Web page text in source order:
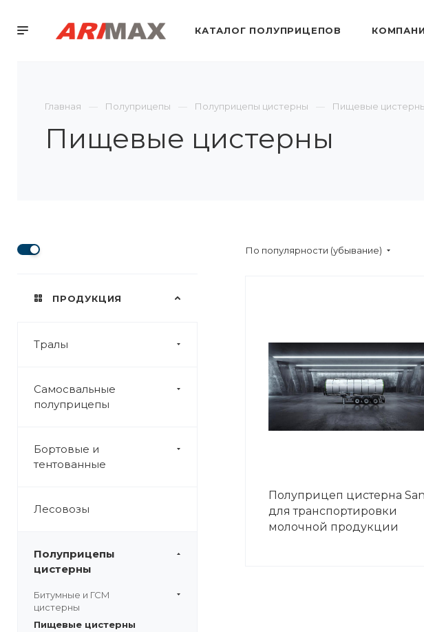
КАТАЛОГ ПОЛУПРИЦЕПОВ
Главная Полуприцепы Полуприцепы цистерны Пищевые
Пищевые цистерны
ПРОДУКЦИЯ
Тралы
Самосвальные
полуприцепы
Бортовые и
тентованные
Лесовозы
Полуприцепы
цистерны
Битумные и ГСМ
цистерны
Пищевые цистерны
По популярности (убывание)
Полуприцеп цистерна
для транспортировки
молочной продукции